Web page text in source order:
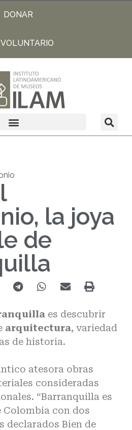
DONAR
la joya
de
es descubrir
arquitectura, variedad
de historia.
atesora obras
consideradas
“Barranquilla es
Colombia con dos
declarados Bien de